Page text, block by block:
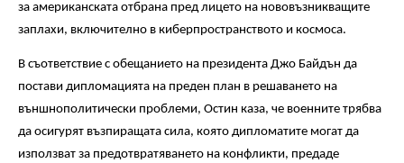
за американската отбрана пред лицето на нововъзникващите
заплахи, включително в киберпространството и космоса.
В съответствие с обещанието на президента Джо Байдън да
постави дипломацията на преден план в решаването на
външнополитически проблеми, Остин каза, че военните трябва
да осигурят възпиращата сила, която дипломатите могат да
използват за предотвратяването на конфликти, предаде